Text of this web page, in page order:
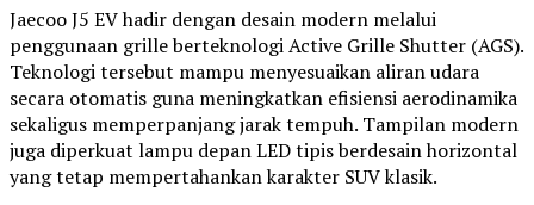
Jaecoo J5 EV hadir dengan desain modern melalui
penggunaan grille berteknologi Active Grille Shutter (AGS).
Teknologi tersebut mampu menyesuaikan aliran udara
secara otomatis guna meningkatkan efisiensi aerodinamika
sekaligus memperpanjang jarak tempuh. Tampilan modern
juga diperkuat lampu depan LED tipis berdesain horizontal
yang tetap mempertahankan karakter SUV klasik.